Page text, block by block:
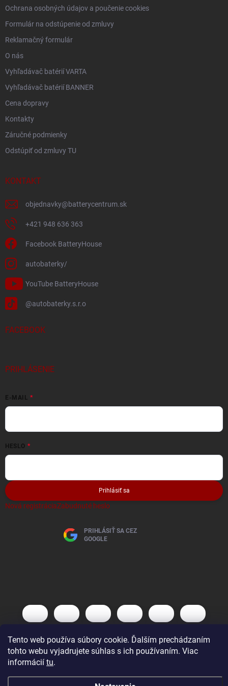
Tento web používa súbory cookie. Ďalším prechádzaním
tohto webu vyjadrujete súhlas s ich používaním. Viac
informácií tu.
Ochrana osobných údajov a poučenie cookies
Formulár na odstúpenie od zmluvy
Reklamačný formulár
O nás
Vyhľadávač batérií VARTA
Vyhľadávač batérií BANNER
Cena dopravy
Kontakty
Záručné podmienky
Odstúpiť od zmluvy TU
KONTAKT
objednavky@batterycentrum.sk
+421 948 636 363
Facebook BatteryHouse
autobaterky/
YouTube BatteryHouse
@autobaterky.s.r.o
FACEBOOK
PRIHLÁSENIE
E-MAIL
HESLO
Prihlásiť sa
Nová registráciaZabudnuté heslo
PRIHLÁSIŤ SA CEZ
GOOGLE